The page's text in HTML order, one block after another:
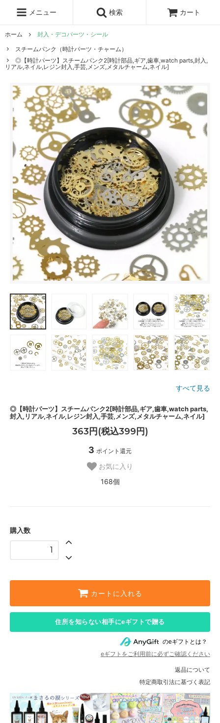
メニュー 検索 カート
ホーム
封入・デコパーツ・シール
スチームパンク（時計パーツ・チャーム）
◎【時計パーツ】スチームパンク2[時計部品,ギア,歯車,watch parts,封入,
リアル,ネイル,レジン封入,手芸,メンズ,メタルチャーム,ネイル]
すべて見る
◎【時計パーツ】スチームパンク2[時計部品,ギア,歯車,watch parts,
封入,リアル,ネイル,レジン封入,手芸,メンズ,メタルチャーム,ネイル]
363円(税込399円)
3 ポイント還元
お気に入り
168個
購入数
カートに入れる
住所を知らない相手にeギフトで贈る
のeギフトとは？
eギフトをご利用前に必ずご確認ください
返品について
特定商取引法に基づく表記